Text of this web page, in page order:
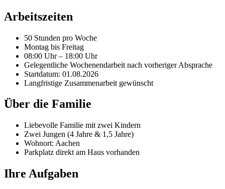
Arbeitszeiten
50 Stunden pro Woche
Montag bis Freitag
08:00 Uhr – 18:00 Uhr
Gelegentliche Wochenendarbeit nach vorheriger Absprache
Startdatum: 01.08.2026
Langfristige Zusammenarbeit gewünscht
Über die Familie
Liebevolle Familie mit zwei Kindern
Zwei Jungen (4 Jahre & 1,5 Jahre)
Wohnort: Aachen
Parkplatz direkt am Haus vorhanden
Ihre Aufgaben